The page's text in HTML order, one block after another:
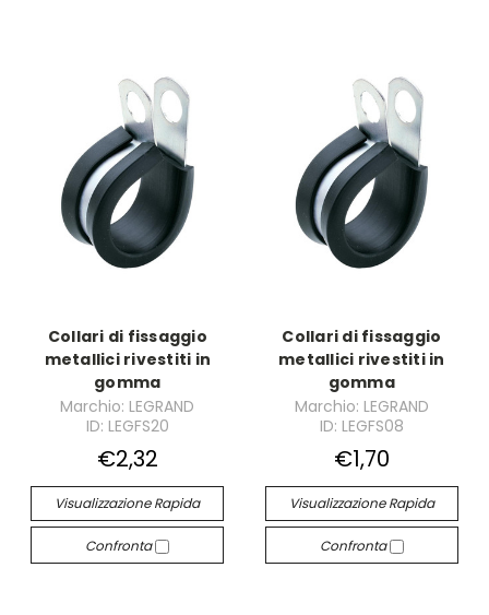
Collari di fissaggio
metallici rivestiti in
gomma
Marchio: LEGRAND
ID: LEGFS20
€2,32
Visualizzazione Rapida
Confronta
Collari di fissaggio
metallici rivestiti in
gomma
Marchio: LEGRAND
ID: LEGFS08
€1,70
Visualizzazione Rapida
Confronta